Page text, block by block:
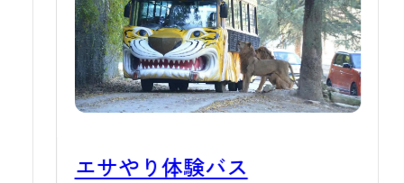
産「富岡製糸場」など、周辺の観光
スポットとあわせた周遊先としても
おすすめです。電車でのお出かけを
お考えのお客様は、ぜひこの運行ダ
へお越しください。ライオンやキリ
エサやり体験バス